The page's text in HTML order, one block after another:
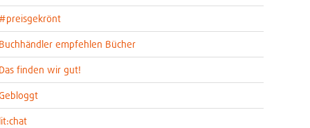
#preisgekrönt
Buchhändler empfehlen Bücher
Das finden wir gut!
lit:chat